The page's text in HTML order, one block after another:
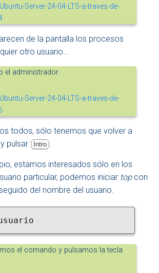
de la pantalla los procesos
otro usuario…
el administrador.
todos, sólo tenemos que volver a
y pulsar Intro .
estamos interesados sólo en los
particular, podemos iniciar topcon
del nombre del usuario.
el comando y pulsamos la tecla